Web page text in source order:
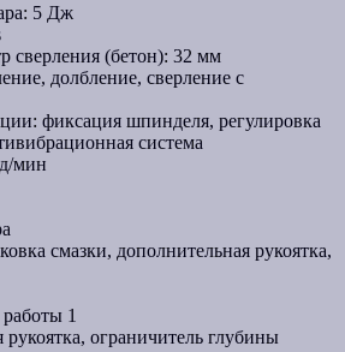
5 Дж
сверления (бетон): 32 мм
долбление, сверление с
фиксация шпинделя, регулировка
система
мин
смазки, дополнительная рукоятка,
работы 1
рукоятка, ограничитель глубины